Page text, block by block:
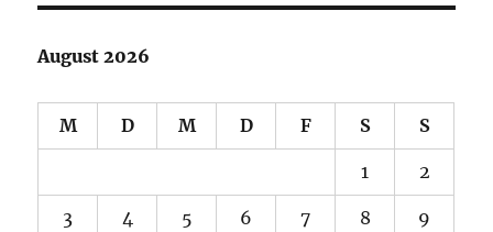
August 2026
M D M D F S S
1 2
3 4 5 6 7 8 9